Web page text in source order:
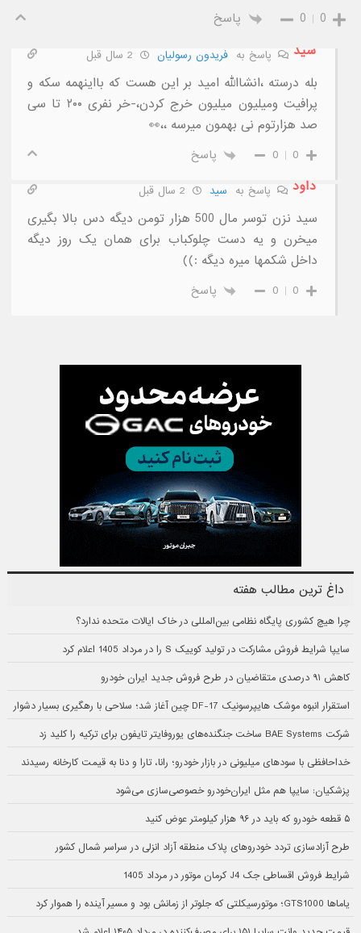
0
0
پاسخ
سید
پاسخ بهفریدون رسولیان
بله درسته ،انشاالله امید بر این هست که بااینهمه سکه و
پرافیت ومیلیون میلیون خرج کردن،-خر نفری ۲۰۰ تا سی
صد هزارتوم نی بهمون میرسه ،،👀
0
0 پاسخ
داود پاسخ به سید
سید نزن توسر مال 500 هزار تومن دیگه دس بالا بگیری
میخرن و یه دست چلوکباب برای همان یک روز دیگه
داخل شکمها میره دیگه :))
0
0 پاسخ
داغ ترین مطالب هفته
چرا هیچ کشوری پایگاه نظامی بین‌المللی در خاک ایالات متحده ندارد؟
سایپا شرایط فروش مشارکت در تولید کوییک S را در مرداد 1405 اعلام کرد
کاهش ۹۱ درصدی متقاضیان در طرح فروش جدید ایران خودرو
استقرار انبوه موشک هایپرسونیک DF-17 چین آغاز شد؛ سلاحی با رهگیری بسیار دشوار
شرکت BAE Systems ساخت جنگنده‌های یوروفایتر تایفون برای ترکیه را کلید زد
خداحافظی با سودهای میلیونی در بازار خودرو؛ رانا، تارا و دنا به قیمت کارخانه رسیدند
پزشکیان: سایپا هم مثل ایران‌خودرو خصوصی‌سازی می‌شود
۵ قطعه خودرو که باید در ۹۶ هزار کیلومتر عوض کنید
طرح آزادسازی تردد خودروهای پلاک منطقه آزاد انزلی در سراسر شمال کشور
شرایط فروش اقساطی جک J4 کرمان موتور در مرداد 1405
یاماها GTS1000؛ موتورسیکلتی که جلوتر از زمانش بود و مسیر آینده را هموار کرد